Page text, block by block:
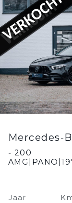
VERKOCHT
Mercedes-
- 200
Jaar